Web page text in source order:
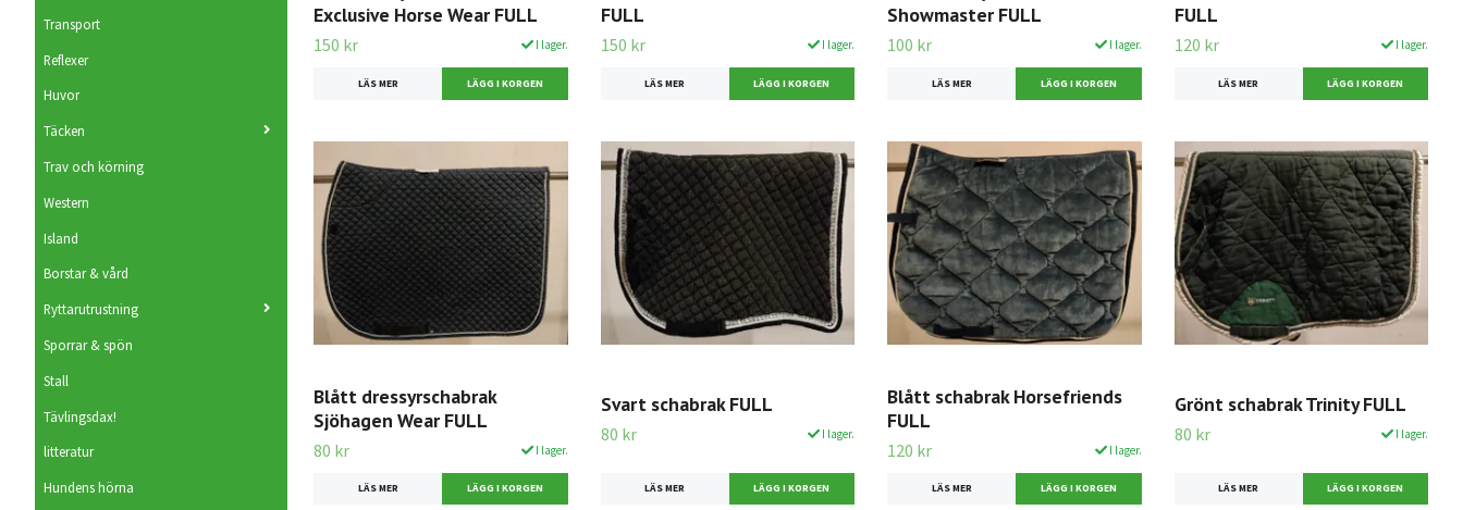
Transport
Reflexer
Huvor
Täcken
Trav och körning
Western
Island
Borstar & vård
Ryttarutrustning
Sporrar & spön
Stall
Tävlingsdax!
litteratur
Hundens hörna
Exclusive Horse Wear FULL
150 kr I lager.
LÄS MER
FULL
150 kr I lager.
LÄS MER
Showmaster FULL
100 kr I lager.
LÄS MER
FULL
120 kr I lager.
LÄS MER
Blått dressyrschabrak
Sjöhagen Wear FULL
80 kr I lager.
LÄS MER
Svart schabrak FULL
80 kr I lager.
LÄS MER
Blått schabrak Horsefriends
FULL
120 kr I lager.
LÄS MER
Grönt schabrak Trinity FULL
80 kr I lager.
LÄS MER